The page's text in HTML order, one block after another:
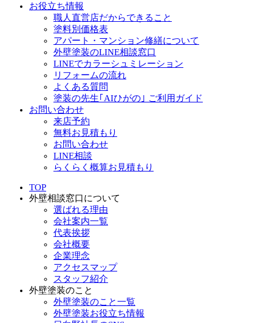
お役立ち情報
職人直営店だからできること
塗料別価格表
アパート・マンション修繕について
外壁塗装のLINE相談窓口
LINEでカラーシュミレーション
リフォームの流れ
よくある質問
塗装の先生｢AIひがの｣ ご利用ガイド
お問い合わせ
来店予約
無料お見積もり
お問い合わせ
LINE相談
らくらく概算お見積もり
TOP
外壁相談窓口について
選ばれる理由
会社案内一覧
代表挨拶
会社概要
企業理念
アクセスマップ
スタッフ紹介
外壁塗装のこと
外壁塗装のこと一覧
外壁塗装お役立ち情報